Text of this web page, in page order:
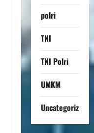
polri
TNI
TNI Polri
UMKM
Uncategorized